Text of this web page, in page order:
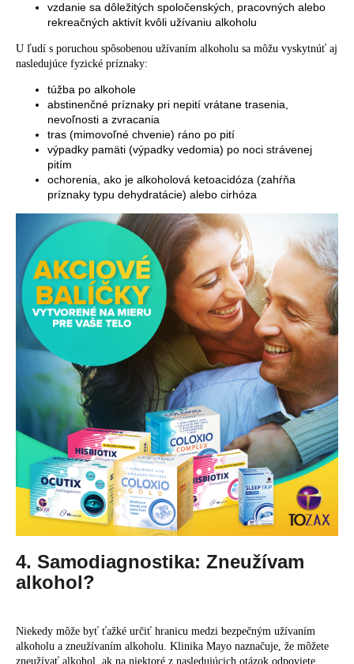
vzdanie sa dôležitých spoločenských, pracovných alebo
rekreačných aktivít kvôli užívaniu alkoholu
U ľudí s poruchou spôsobenou užívaním alkoholu sa môžu vyskytnúť aj
nasledujúce fyzické príznaky:
túžba po alkohole
abstinenčné príznaky pri nepití vrátane trasenia,
nevoľnosti a zvracania
tras (mimovoľné chvenie) ráno po pití
výpadky pamäti (výpadky vedomia) po noci strávenej
pitím
ochorenia, ako je alkoholová ketoacidóza (zahŕňa
príznaky typu dehydratácie) alebo cirhóza
4. Samodiagnostika: Zneužívam
alkohol?
Niekedy môže byť ťažké určiť hranicu medzi bezpečným užívaním
alkoholu a zneužívaním alkoholu. Klinika Mayo naznačuje, že môžete
zneužívať alkohol, ak na niektoré z nasledujúcich otázok odpoviete